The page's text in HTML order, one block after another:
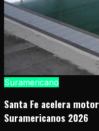
Suramericano
Santa Fe acelera
Suramericanos 2026